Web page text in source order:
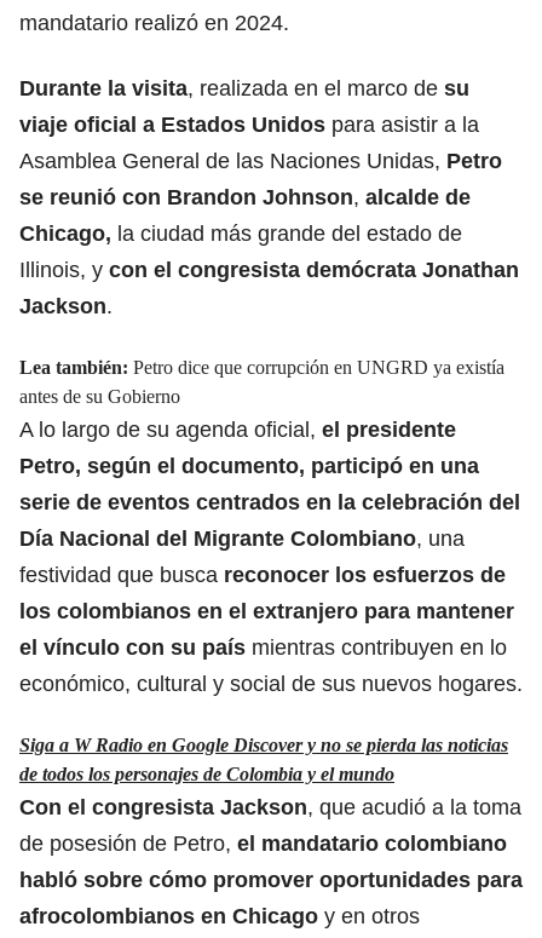
mandatario realizó en 2024.
Durante la visita, realizada en el marco de su
viaje oficial a Estados Unidos para asistir a la
Asamblea General de las Naciones Unidas, Petro
se reunió con Brandon Johnson, alcalde de
Chicago, la ciudad más grande del estado de
Illinois, y con el congresista demócrata Jonathan
Jackson.
Lea también: Petro dice que corrupción en UNGRD ya existía
antes de su Gobierno
A lo largo de su agenda oficial, el presidente
Petro, según el documento, participó en una
serie de eventos centrados en la celebración del
Día Nacional del Migrante Colombiano, una
festividad que busca reconocer los esfuerzos de
los colombianos en el extranjero para mantener
el vínculo con su país mientras contribuyen en lo
económico, cultural y social de sus nuevos hogares.
Siga a W Radio en Google Discover y no se pierda las noticias
de todos los personajes de Colombia y el mundo
Con el congresista Jackson, que acudió a la toma
de posesión de Petro, el mandatario colombiano
habló sobre cómo promover oportunidades para
afrocolombianos en Chicago y en otros